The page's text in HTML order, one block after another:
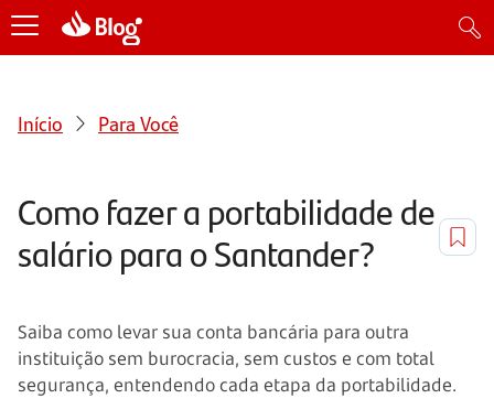
Início Para Você
Como fazer a portabilidade de
salário para o Santander?
Saiba como levar sua conta bancária para outra
instituição sem burocracia, sem custos e com total
segurança, entendendo cada etapa da portabilidade.